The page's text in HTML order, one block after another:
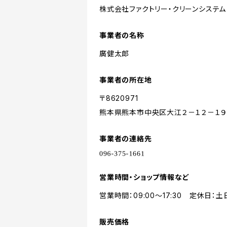
株式会社ファクトリー・クリーンシステム
事業者の名称
廣健太郎
事業者の所在地
〒8620971
熊本県熊本市中央区大江２－１２－１９
事業者の連絡先
営業時間・ショップ情報など
営業時間：09:00～17:30 定休日：土
販売価格